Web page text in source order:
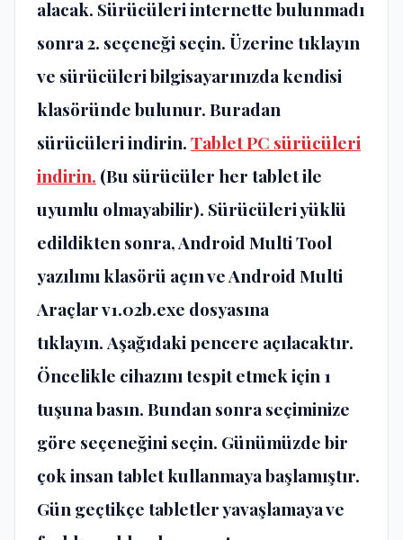
alacak. Sürücüleri internette bulunmadı
sonra 2. seçeneği seçin. Üzerine tıklayın
ve sürücüleri bilgisayarınızda kendisi
klasöründe bulunur. Buradan
sürücüleri indirin.Tablet PC sürücüleri
indirin. (Bu sürücüler her tablet ile
uyumlu olmayabilir). Sürücüleri yüklü
edildikten sonra, Android Multi Tool
yazılımı klasörü açın ve Android Multi
Araçlar v1.02b.exe dosyasına
tıklayın. Aşağıdaki pencere açılacaktır.
Öncelikle cihazını tespit etmek için 1
tuşuna basın. Bundan sonra seçiminize
göre seçeneğini seçin. Günümüzde bir
çok insan tablet kullanmaya başlamıştır.
Gün geçtikçe tabletler yavaşlamaya ve